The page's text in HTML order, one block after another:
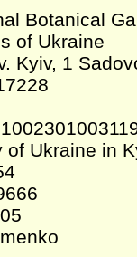
Botanical
of Ukraine
Kyiv, 1
of Ukraine in